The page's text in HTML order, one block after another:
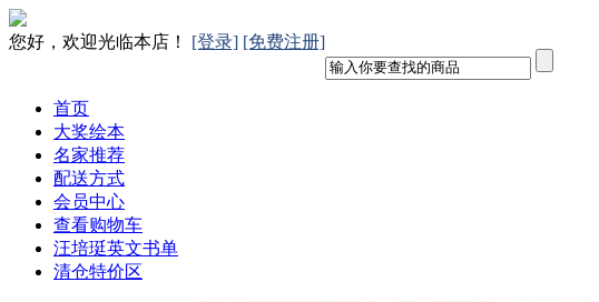
您好，欢迎光临本店！ [登录] [免费注册]
首页
大奖绘本
名家推荐
配送方式
会员中心
查看购物车
汪培珽英文书单
清仓特价区